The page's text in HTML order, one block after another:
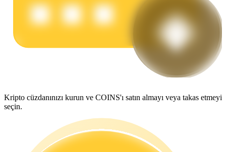
Power Piggy
Günlük rekabetçi ödüller kazanın
Yüksek getiri ve anında erişim
Kripto cüzdanınızı kurun ve COINS'ı satın almayı veya takas etmeyi
seçin.